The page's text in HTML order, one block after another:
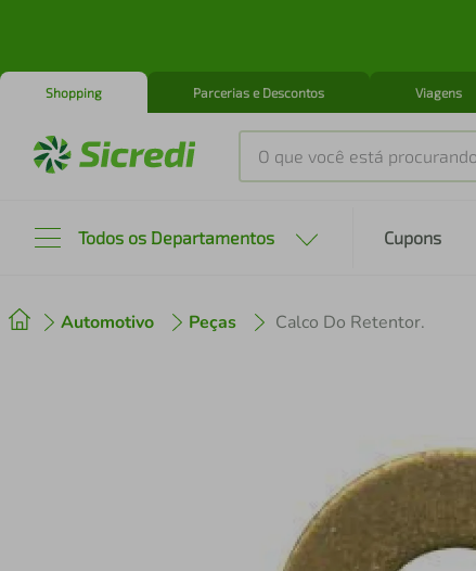
Shopping Parcerias e Descontos Viagens
O que você está procurando?
Todos os Departamentos Cupons
Automotivo Peças Calco Do Retentor.
2º cafeteira